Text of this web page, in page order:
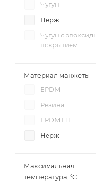
Чугун
Нерж
Чугун с
покрытием
Материал манжеты
EPDM
Резина
EPDM HT
Нерж
Максимальная
температура, °C